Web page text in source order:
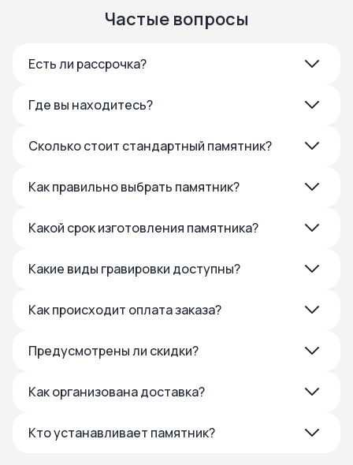
Частые вопросы
Есть ли рассрочка?
Где вы находитесь?
Сколько стоит стандартный памятник?
Как правильно выбрать памятник?
Какой срок изготовления памятника?
Какие виды гравировки доступны?
Как происходит оплата заказа?
Предусмотрены ли скидки?
Как организована доставка?
Кто устанавливает памятник?